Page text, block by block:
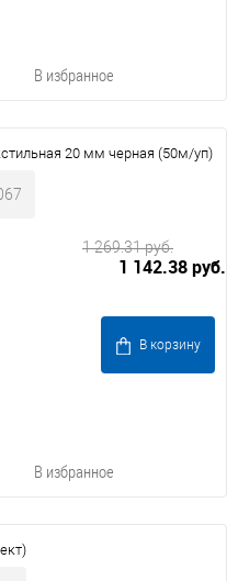
В избранное
20 мм черная (50м/уп)
1 142.38 руб.
1 269.31 руб.
В корзину
В избранное